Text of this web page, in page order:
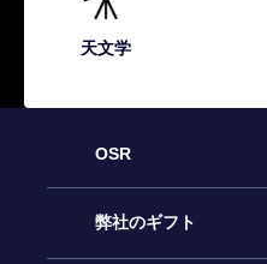
天文学
OSR
カスタマーサービス
弊社のギフト